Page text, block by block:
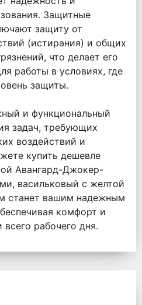
Защитные
защиту от
(истирания) и общих
что делает его
работы в условиях, где
защиты.
и функциональный
задач, требующих
воздействий и
купить дешевле
Авангард-Джокер-
васильковый с желтой
станет вашим надежным
комфорт и
рабочего дня.